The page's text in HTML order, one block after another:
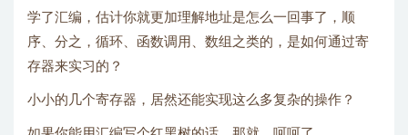
学了汇编，估计你就更加理解地址是怎么一回事了，顺
序、分之，循环、函数调用、数组之类的，是如何通过寄
存器来实习的？
小小的几个寄存器，居然还能实现这么多复杂的操作？